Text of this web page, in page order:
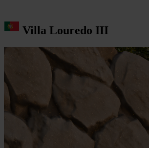
Villa Louredo III